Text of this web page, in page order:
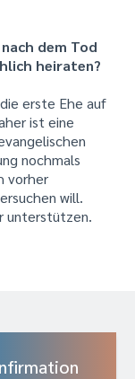
dem Tod
heiraten?
erste Ehe auf
ist eine
nochmals
vorher
will.
unterstützen.